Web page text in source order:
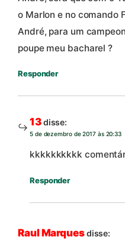
o Marlon e no comando
André, para um
poupe meu bacharel ?
Responder
13disse:
5 de dezembro de 2017 às 20:33
kkkkkkkkkk
Responder
Raul Marquesdisse: